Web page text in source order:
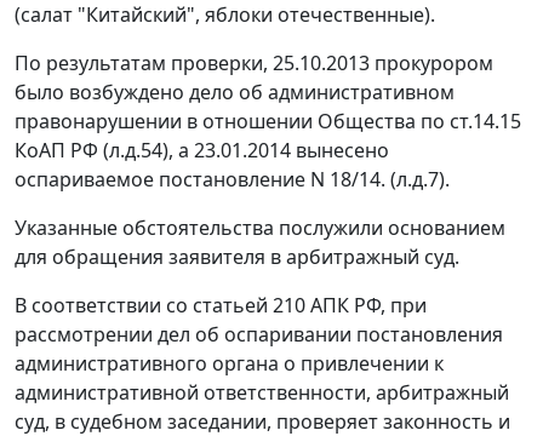
(салат "Китайский", яблоки отечественные).
По результатам проверки, 25.10.2013 прокурором
было возбуждено дело об административном
правонарушении в отношении Общества по ст.14.15
КоАП РФ (л.д.54), а 23.01.2014 вынесено
оспариваемое постановление N 18/14. (л.д.7).
Указанные обстоятельства послужили основанием
для обращения заявителя в арбитражный суд.
В соответствии со статьей 210АПК РФ, при
рассмотрении дел об оспаривании постановления
административного органа о привлечении к
административной ответственности, арбитражный
суд, в судебном заседании, проверяет законность и